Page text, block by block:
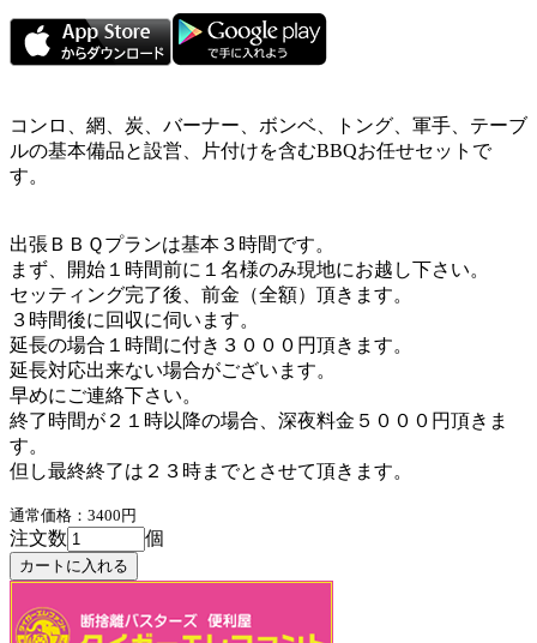
コンロ、網、炭、バーナー、ボンベ、トング、軍手、テーブ
ルの基本備品と設営、片付けを含むBBQお任せセットで
す。
出張ＢＢＱプランは基本３時間です。
まず、開始１時間前に１名様のみ現地にお越し下さい。
セッティング完了後、前金（全額）頂きます。
３時間後に回収に伺います。
延長の場合１時間に付き３０００円頂きます。
延長対応出来ない場合がございます。
早めにご連絡下さい。
終了時間が２１時以降の場合、深夜料金５０００円頂きま
す。
但し最終終了は２３時までとさせて頂きます。
通常価格：3400円
注文数 個